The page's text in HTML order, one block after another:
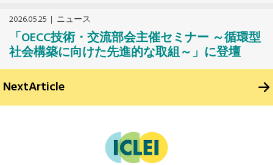
2026.05.25 ニュース
「OECC技術・交流部会主催セミナー ～循環型
社会構築に向けた先進的な取組～」に登壇
NextArticle